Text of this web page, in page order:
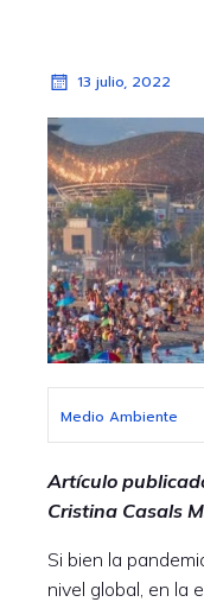
13 julio, 2022
Medio Ambiente
Artículo
Cristina Casals
Si bien la
nivel global, en la